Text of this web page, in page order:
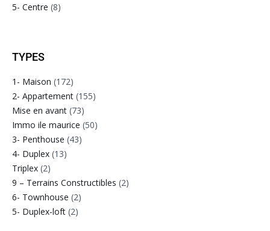
5- Centre (8)
TYPES
1- Maison (172)
2- Appartement (155)
Mise en avant (73)
Immo ile maurice (50)
3- Penthouse (43)
4- Duplex (13)
Triplex (2)
9 – Terrains Constructibles (2)
6- Townhouse (2)
5- Duplex-loft (2)